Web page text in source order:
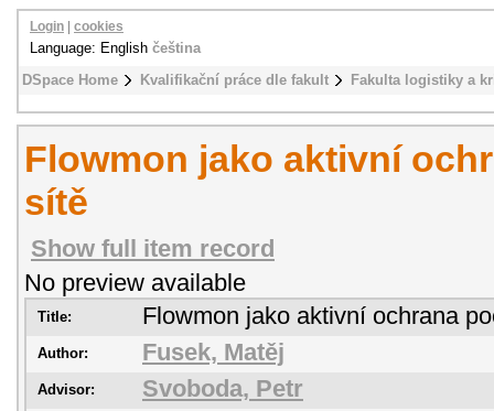
DSpace Home Kvalifikační práce dle fakult Fakulta logistiky a
Login cookies
Language: English čeština
Flowmon jako aktivní
sítě
Show full item record
No preview available
Title: Flowmon jako aktivní ochrana
Author: Fusek, Matěj
Advisor: Svoboda, Petr